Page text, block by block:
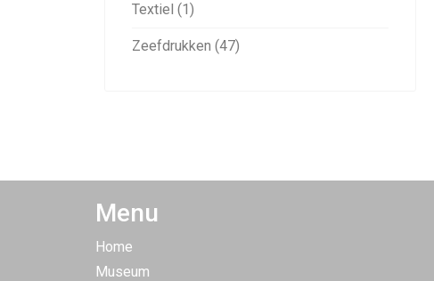
Textiel (1)
Zeefdrukken (47)
Menu
Home
Museum